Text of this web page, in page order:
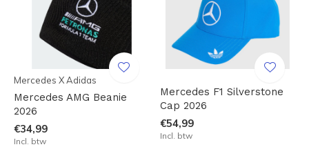
Mercedes X Adidas
Mercedes AMG Beanie
2026
€34,99
Incl. btw
Mercedes F1 Silverstone
Cap 2026
€54,99
Incl. btw